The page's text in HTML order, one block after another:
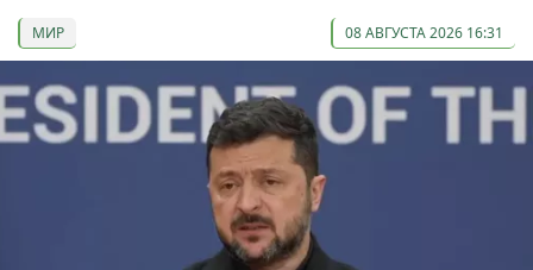
МИР 08 АВГУСТА 2026 16:31